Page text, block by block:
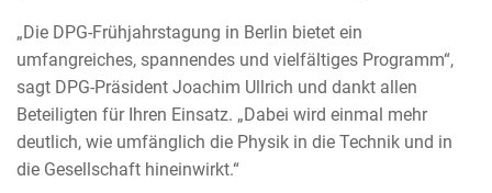
„Die DPG-Frühjahrstagung in Berlin bietet ein
umfangreiches, spannendes und vielfältiges Programm“,
sagt DPG-Präsident Joachim Ullrich und dankt allen
Beteiligten für Ihren Einsatz. „Dabei wird einmal mehr
deutlich, wie umfänglich die Physik in die Technik und in
die Gesellschaft hineinwirkt.“